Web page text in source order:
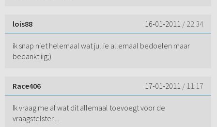
lois88 16-01-2011 / 22:34
ik snap niet helemaal wat jullie allemaal bedoelen maar
bedankt iig;)
Race406 17-01-2011 / 11:17
Ik vraag me af wat dit allemaal toevoegt voor de
vraagstelster....